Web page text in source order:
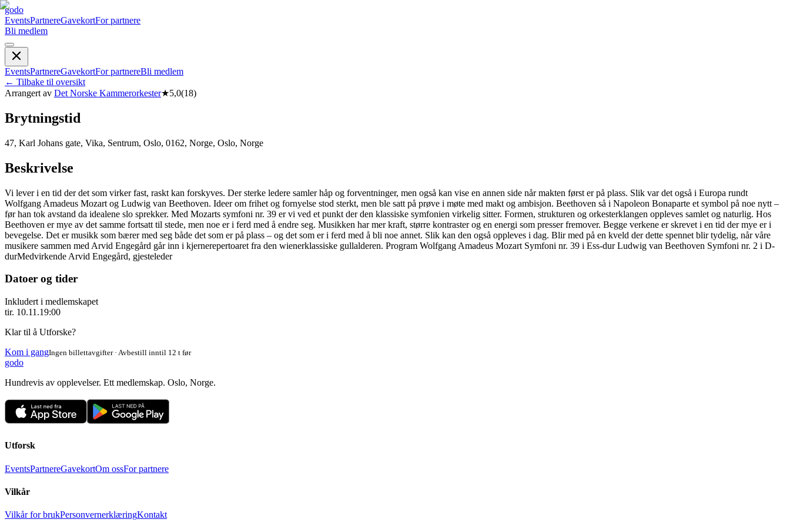
godo
EventsPartnereGavekortFor partnere
Bli medlem
EventsPartnereGavekortFor partnereBli medlem
← Tilbake til oversikt
Arrangert av Det Norske Kammerorkester★5,0(18)
Brytningstid
47, Karl Johans gate, Vika, Sentrum, Oslo, 0162, Norge, Oslo, Norge
Beskrivelse
Vi lever i en tid der det som virker fast, raskt kan forskyves. Der sterke ledere samler håp og forventninger, men også kan vise en annen side når makten først er på plass. Slik var det også i Europa rundt
Wolfgang Amadeus Mozart og Ludwig van Beethoven. Ideer om frihet og fornyelse stod sterkt, men ble satt på prøve i møte med makt og ambisjon. Beethoven så i Napoleon Bonaparte et symbol på noe nytt –
før han tok avstand da idealene slo sprekker. Med Mozarts symfoni nr. 39 er vi ved et punkt der den klassiske symfonien virkelig sitter. Formen, strukturen og orkesterklangen oppleves samlet og naturlig. Hos
Beethoven er mye av det samme fortsatt til stede, men noe er i ferd med å endre seg. Musikken har mer kraft, større kontraster og en energi som presser fremover. Begge verkene er skrevet i en tid der mye er i
bevegelse. Det er musikk som bærer med seg både det som er på plass – og det som er i ferd med å bli noe annet. Slik kan den også oppleves i dag. Blir med på en kveld der dette spennet blir tydelig, når våre
musikere sammen med Arvid Engegård går inn i kjernerepertoaret fra den wienerklassiske gullalderen. Program Wolfgang Amadeus Mozart Symfoni nr. 39 i Ess-dur Ludwig van Beethoven Symfoni nr. 2 i D-
dur ​ Medvirkende Arvid Engegård, gjesteleder
Datoer og tider
Inkludert i medlemskapet
tir. 10.11.19:00
Klar til å Utforske?
Kom i gangIngen billettavgifter · Avbestill inntil 12 t før
godo
Hundrevis av opplevelser. Ett medlemskap. Oslo, Norge.
Utforsk
EventsPartnereGavekortOm ossFor partnere
Vilkår
Vilkår for brukPersonvernerklæringKontakt